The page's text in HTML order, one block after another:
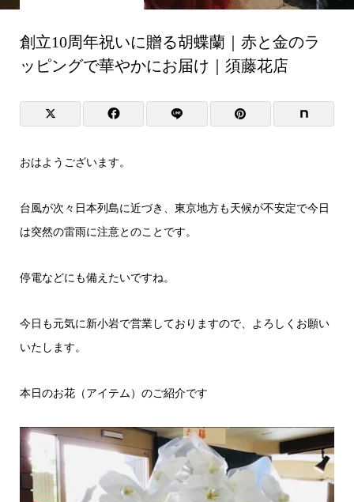
創立10周年祝いに贈る胡蝶蘭｜赤と金のラ
ッピングで華やかにお届け｜須藤花店
おはようございます。
台風が次々日本列島に近づき、東京地方も天候が不安定で今日
は突然の雷雨に注意とのことです。
停電などにも備えたいですね。
今日も元気に新小岩で営業しておりますので、よろしくお願い
いたします。
本日のお花（アイテム）のご紹介です